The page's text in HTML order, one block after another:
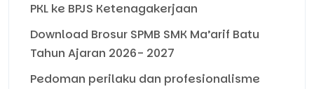
PKL ke BPJS Ketenagakerjaan
Download Brosur SPMB SMK Ma’arif Batu
Tahun Ajaran 2026- 2027
Pedoman perilaku dan profesionalisme